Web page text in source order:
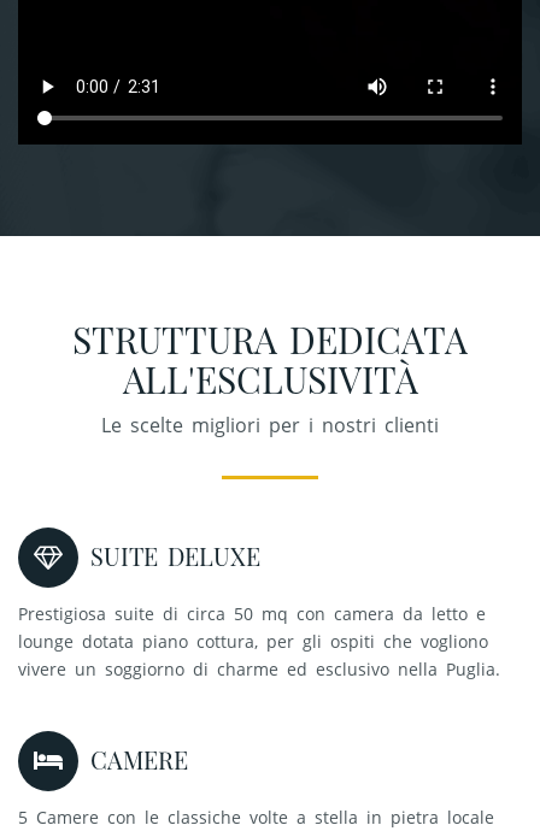
STRUTTURA DEDICATA
ALL'ESCLUSIVITÀ
Le scelte migliori per i nostri clienti
SUITE DELUXE
Prestigiosa suite di circa 50 mq con camera da letto e
lounge dotata piano cottura, per gli ospiti che vogliono
vivere un soggiorno di charme ed esclusivo nella Puglia.
CAMERE
5 Camere con le classiche volte a stella in pietra locale